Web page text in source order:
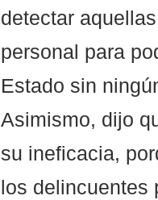
detectar
personal para
Estado sin
Asimismo, dijo
su ineficacia,
los delincuentes